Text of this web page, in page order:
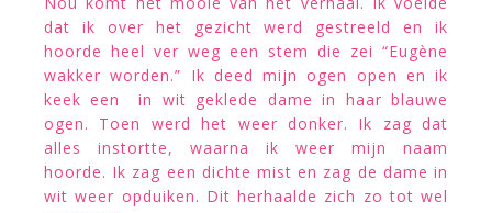
dat ik over het gezicht werd gestreeld en ik
hoorde heel ver weg een stem die zei “Eugène
wakker worden.” Ik deed mijn ogen open en ik
keek een in wit geklede dame in haar blauwe
ogen. Toen werd het weer donker. Ik zag dat
alles instortte, waarna ik weer mijn naam
hoorde. Ik zag een dichte mist en zag de dame in
wit weer opduiken. Dit herhaalde zich zo tot wel